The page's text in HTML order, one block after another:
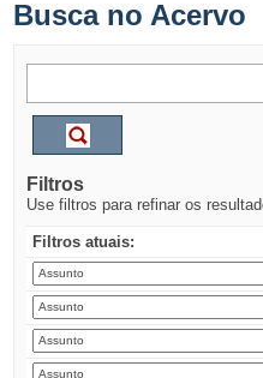
Busca no Acervo
Filtros
Use filtros para refinar os
Filtros atuais: